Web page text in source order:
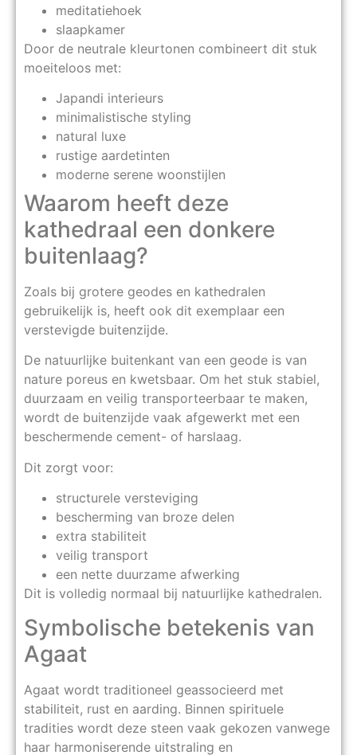
meditatiehoek
slaapkamer
Door de neutrale kleurtonen combineert dit stuk
moeiteloos met:
Japandi interieurs
minimalistische styling
natural luxe
rustige aardetinten
moderne serene woonstijlen
Waarom heeft deze
kathedraal een donkere
buitenlaag?
Zoals bij grotere geodes en kathedralen
gebruikelijk is, heeft ook dit exemplaar een
verstevigde buitenzijde.
De natuurlijke buitenkant van een geode is van
nature poreus en kwetsbaar. Om het stuk stabiel,
duurzaam en veilig transporteerbaar te maken,
wordt de buitenzijde vaak afgewerkt met een
beschermende cement- of harslaag.
Dit zorgt voor:
structurele versteviging
bescherming van broze delen
extra stabiliteit
veilig transport
een nette duurzame afwerking
Dit is volledig normaal bij natuurlijke kathedralen.
Symbolische betekenis van
Agaat
Agaat wordt traditioneel geassocieerd met
stabiliteit, rust en aarding. Binnen spirituele
tradities wordt deze steen vaak gekozen vanwege
haar harmoniserende uitstraling en